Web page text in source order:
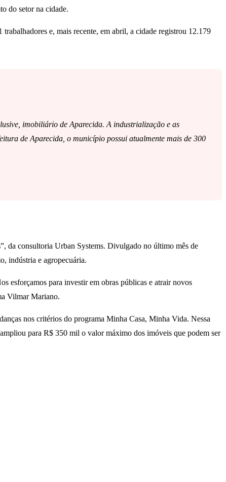
do setor na cidade.
e, mais recente, em abril, a cidade registrou 12.179
imobiliário de Aparecida. A industrialização e as
de Aparecida, o município possui atualmente mais de 300
da consultoria Urban Systems. Divulgado no último mês de
indústria e agropecuária.
esforçamos para investir em obras públicas e atrair novos
Vilmar Mariano.
nos critérios do programa Minha Casa, Minha Vida. Nessa
para R$ 350 mil o valor máximo dos imóveis que podem ser